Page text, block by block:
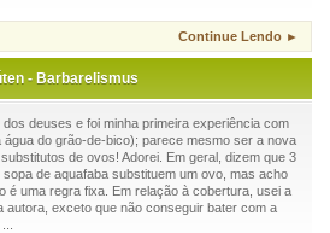
Continue Lendo ►
- Barbarelismus
dos deuses e foi minha primeira experiência com
água do grão-de-bico); parece mesmo ser a nova
de ovos! Adorei. Em geral, dizem que 3
de aquafaba substituem um ovo, mas acho
é uma regra fixa. Em relação à cobertura, usei a
autora, exceto que não conseguir bater com a